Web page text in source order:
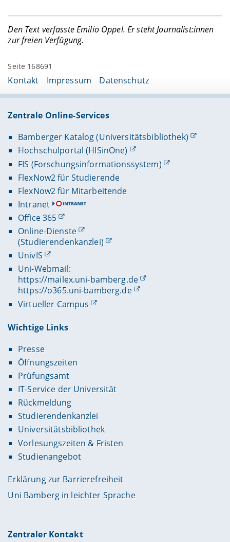
Den Text verfasste Emilio Oppel. Er steht Journalist:innen
zur freien Verfügung.
Seite 168691
Kontakt Impressum Datenschutz
Zentrale Online-Services
Bamberger Katalog (Universitätsbibliothek)
Hochschulportal (HISinOne)
FIS (Forschungsinformationssystem)
FlexNow2 für Studierende
FlexNow2 für Mitarbeitende
Intranet
Office 365
Online-Dienste
(Studierendenkanzlei)
UnivIS
Uni-Webmail:
https://mailex.uni-bamberg.de
https://o365.uni-bamberg.de
Virtueller Campus
Wichtige Links
Presse
Öffnungszeiten
Prüfungsamt
IT-Service der Universität
Rückmeldung
Studierendenkanzlei
Universitätsbibliothek
Vorlesungszeiten & Fristen
Studienangebot
Erklärung zur Barrierefreiheit
Uni Bamberg in leichter Sprache
Zentraler Kontakt